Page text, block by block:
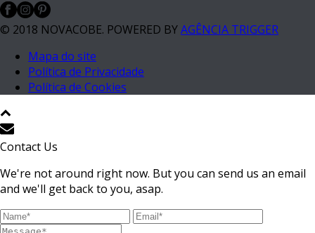
© 2018 NOVACOBE. POWERED BYAGÊNCIA TRIGGER
Mapa do site
Política de Privacidade
Política de Cookies
Contact Us
We're not around right now. But you can send us an email
and we'll get back to you, asap.